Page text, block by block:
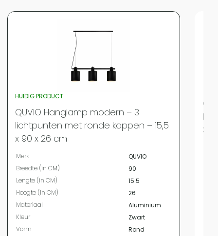
Vergelijk met alternatieven
HUIDIG PRODUCT
QUVIO Hanglamp modern – 3
lichtpunten met ronde kappen – 15,5
x 90 x 26 cm
Merk
QUVIO
Breedte (in CM)
90
Lengte (in CM)
15.5
Hoogte (in CM)
26
Materiaal
Aluminium
Kleur
Zwart
Vorm
Rond
30